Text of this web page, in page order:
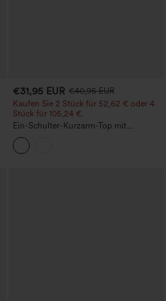
€31,95 EUR €40,95 EUR
Kaufen Sie 2 Stück für 52,62 € oder 4
Stück für 105,24 €.
Ein-Schulter-Kurzarm-Top mit
abgerundetem High-Low-Saum,
integriertem BH, gepunktet, lässig